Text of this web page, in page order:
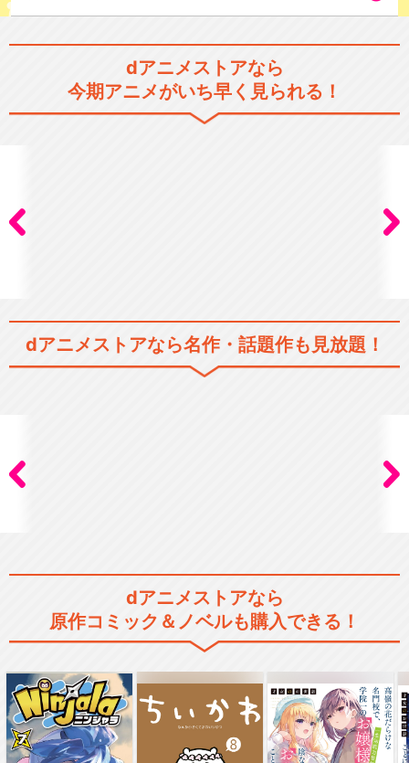
dアニメストアなら
今期アニメがいち早く見られる！
dアニメストアなら名作・話題作も見放題！
dアニメストアなら
原作コミック＆ノベルも購入できる！